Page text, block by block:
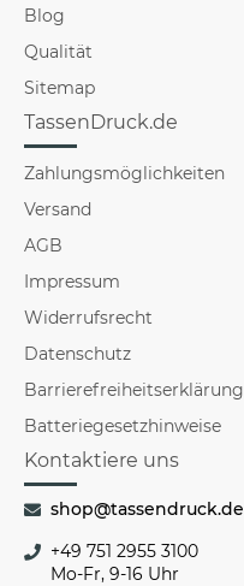
Blog
Qualität
Sitemap
TassenDruck.de
Zahlungsmöglichkeiten
Versand
AGB
Impressum
Widerrufsrecht
Datenschutz
Barrierefreiheitserklärung
Batteriegesetzhinweise
Kontaktiere uns
shop@tassendruck.de
+49 751 2955 3100
Mo-Fr, 9-16 Uhr